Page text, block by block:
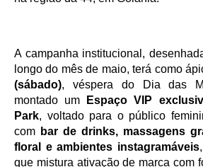
A campanha institucional,
longo do mês de maio, terá como
(sábado), véspera do Dia das
montado um
Espaço VIP
Park, voltado para o público
com bar de drinks, massagens
floral e ambientes instagramáveis
que mistura ativação de marca com